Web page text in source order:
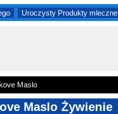
Uroczysty Produkty mleczne
Maslo
Maslo Żywienie